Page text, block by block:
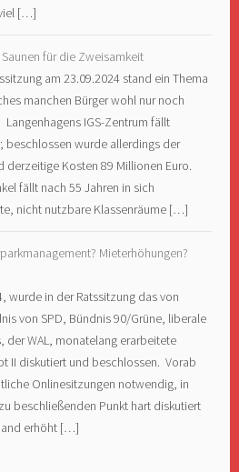
[…]
für die Zweisamkeit
am 23.09.2024 stand ein Thema
manchen Bürger wohl nur noch
IGS-Zentrum fällt
wurde allerdings der
derzeitige Kosten 89 Millionen Euro.
fällt nach 55 Jahren in sich
nicht nutzbare Klassenräume […]
Mieterhöhungen?
wurde in der Ratssitzung das von
von SPD, Bündnis 90/Grüne, liberale
der WAL, monatelang erarbeitete
II diskutiert und beschlossen. Vorab
Onlinesitzungen notwendig, in
beschließenden Punkt hart diskutiert
erhöht […]